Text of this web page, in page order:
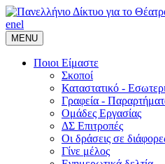
enel
MENU
Ποιοι Είμαστε
Σκοποί
Καταστατικό -
Γραφεία -
Ομάδες Εργασίας
ΔΣ Επιτροπές
Οι δράσεις σε
Γίνε μέλος